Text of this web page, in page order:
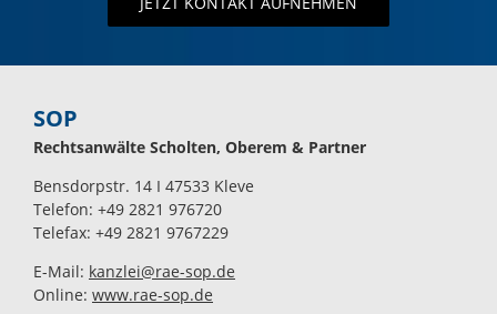
SOP
Rechtsanwälte Scholten, Oberem & Partner
Bensdorpstr. 14 I 47533 Kleve
Telefon: +49 2821 976720
Telefax: +49 2821 9767229
E-Mail: kanzlei@rae-sop.de
Online: www.rae-sop.de